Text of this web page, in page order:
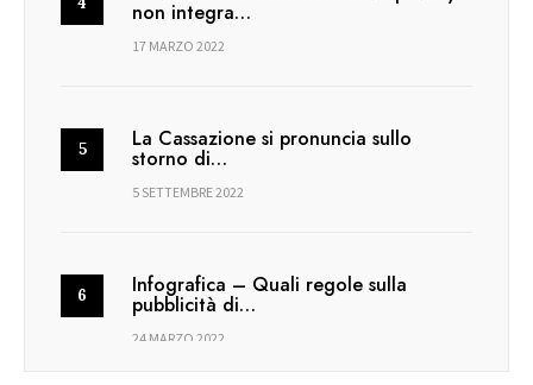
non integra…
17 MARZO 2022
La Cassazione si pronuncia sullo
storno di…
5 SETTEMBRE 2022
Infografica – Quali regole sulla
pubblicità di…
24 MARZO 2022